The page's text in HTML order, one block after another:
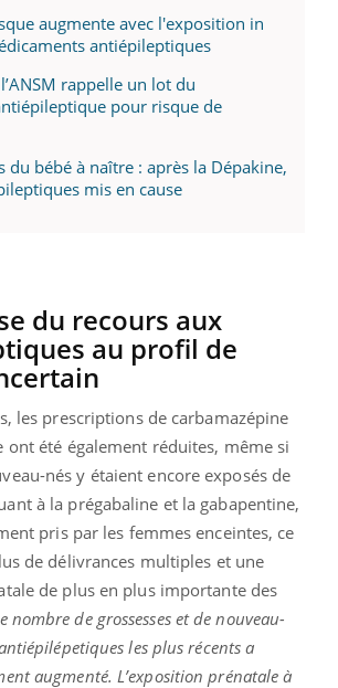
augmente avec l'exposition in
antiépileptiques
rappelle un lot du
pour risque de
bébé à naître : après la Dépakine,
mis en cause
du recours aux
au profil de
les prescriptions de carbamazépine
ont été également réduites, même si
nés y étaient encore exposés de
à la prégabaline et la gabapentine,
pris par les femmes enceintes, ce
de délivrances multiples et une
de plus en plus importante des
nombre de grossesses et de nouveau-
les plus récents a
augmenté. L’exposition prénatale à